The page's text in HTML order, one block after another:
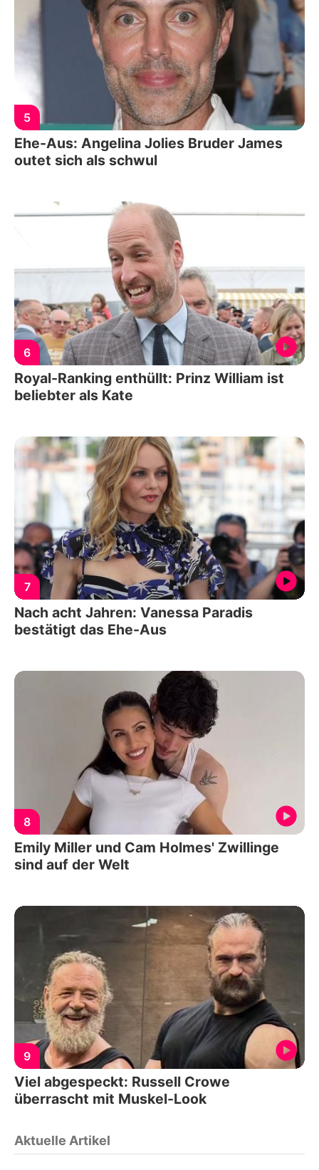
5
Ehe-Aus: Angelina Jolies Bruder James
outet sich als schwul
6
Royal-Ranking enthüllt: Prinz William ist
beliebter als Kate
7
Nach acht Jahren: Vanessa Paradis
bestätigt das Ehe-Aus
8
Emily Miller und Cam Holmes' Zwillinge
sind auf der Welt
9
Viel abgespeckt: Russell Crowe
überrascht mit Muskel-Look
Aktuelle Artikel